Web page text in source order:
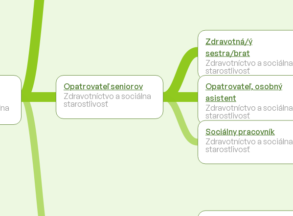
Opatrovateľ seniorov
Zdravotníctvo a sociálna
starostlivosť
Zdravotná/ý
sestra/brat
Zdravotníctvo a sociálna
starostlivosť
Opatrovateľ, osobný
asistent
Zdravotníctvo a sociálna
starostlivosť
Sociálny pracovník
Zdravotníctvo a sociálna
starostlivosť